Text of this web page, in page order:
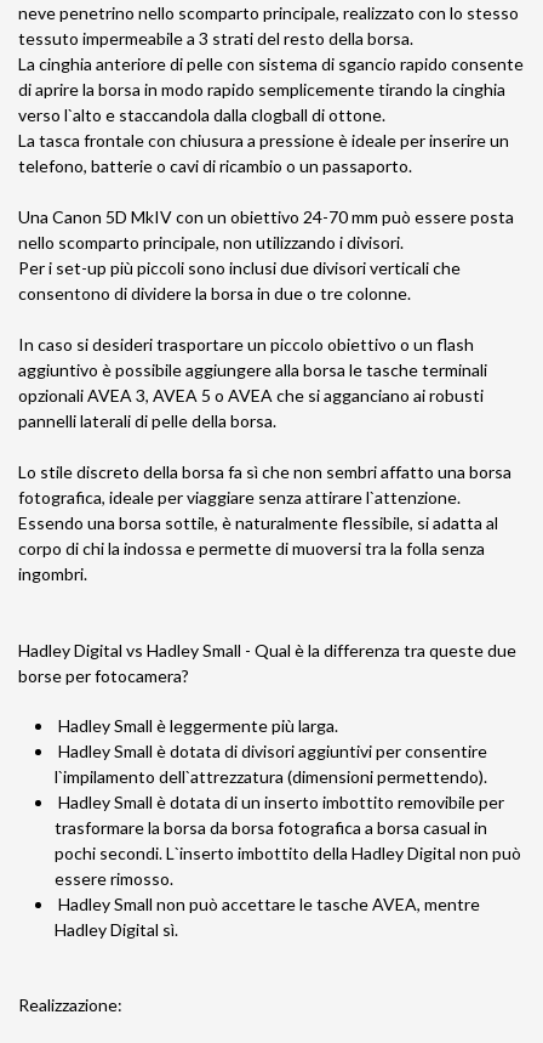
neve penetrino nello scomparto principale, realizzato con lo stesso
tessuto impermeabile a 3 strati del resto della borsa.
La cinghia anteriore di pelle con sistema di sgancio rapido consente
di aprire la borsa in modo rapido semplicemente tirando la cinghia
verso l`alto e staccandola dalla clogball di ottone.
La tasca frontale con chiusura a pressione è ideale per inserire un
telefono, batterie o cavi di ricambio o un passaporto.
Una Canon 5D MkIV con un obiettivo 24-70 mm può essere posta
nello scomparto principale, non utilizzando i divisori.
Per i set-up più piccoli sono inclusi due divisori verticali che
consentono di dividere la borsa in due o tre colonne.
In caso si desideri trasportare un piccolo obiettivo o un flash
aggiuntivo è possibile aggiungere alla borsa le tasche terminali
opzionali AVEA 3, AVEA 5 o AVEA che si agganciano ai robusti
pannelli laterali di pelle della borsa.
Lo stile discreto della borsa fa sì che non sembri affatto una borsa
fotografica, ideale per viaggiare senza attirare l`attenzione.
Essendo una borsa sottile, è naturalmente flessibile, si adatta al
corpo di chi la indossa e permette di muoversi tra la folla senza
ingombri.
Hadley Digital vs Hadley Small - Qual è la differenza tra queste due
borse per fotocamera?
Hadley Small è leggermente più larga.
Hadley Small è dotata di divisori aggiuntivi per consentire
l`impilamento dell`attrezzatura (dimensioni permettendo).
Hadley Small è dotata di un inserto imbottito removibile per
trasformare la borsa da borsa fotografica a borsa casual in
pochi secondi. L`inserto imbottito della Hadley Digital non può
essere rimosso.
Hadley Small non può accettare le tasche AVEA, mentre
Hadley Digital sì.
Realizzazione: